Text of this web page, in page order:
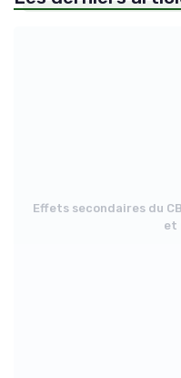
Effets secondaires du
et